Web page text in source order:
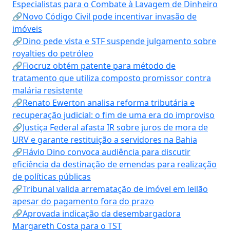
Especialistas para o Combate à Lavagem de Dinheiro
🔗Novo Código Civil pode incentivar invasão de
imóveis
🔗Dino pede vista e STF suspende julgamento sobre
royalties do petróleo
🔗Fiocruz obtém patente para método de
tratamento que utiliza composto promissor contra
malária resistente
🔗Renato Ewerton analisa reforma tributária e
recuperação judicial: o fim de uma era do improviso
🔗Justiça Federal afasta IR sobre juros de mora de
URV e garante restituição a servidores na Bahia
🔗Flávio Dino convoca audiência para discutir
eficiência da destinação de emendas para realização
de políticas públicas
🔗Tribunal valida arrematação de imóvel em leilão
apesar do pagamento fora do prazo
🔗Aprovada indicação da desembargadora
Margareth Costa para o TST